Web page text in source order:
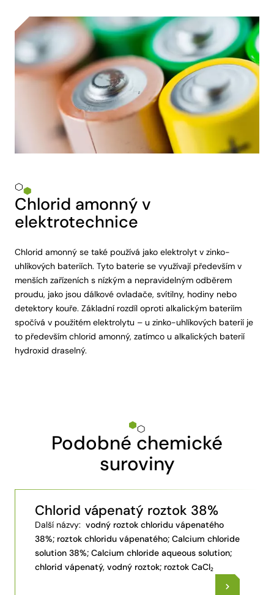
Chlorid amonný v
elektrotechnice
Chlorid amonný se také používá jako elektrolyt v zinko-
uhlíkových bateriích. Tyto baterie se využívají především v
menších zařízeních s nízkým a nepravidelným odběrem
proudu, jako jsou dálkové ovladače, svítilny, hodiny nebo
detektory kouře. Základní rozdíl oproti alkalickým bateriím
spočívá v použitém elektrolytu – u zinko-uhlíkových baterií je
to především chlorid amonný, zatímco u alkalických baterií
hydroxid draselný.
Podobné chemické
suroviny
Chlorid vápenatý roztok 38%
Další názvy: vodný roztok chloridu vápenatého
38%; roztok chloridu vápenatého; Calcium chloride
solution 38%; Calcium chloride aqueous solution;
chlorid vápenatý, vodný roztok; roztok CaCl₂